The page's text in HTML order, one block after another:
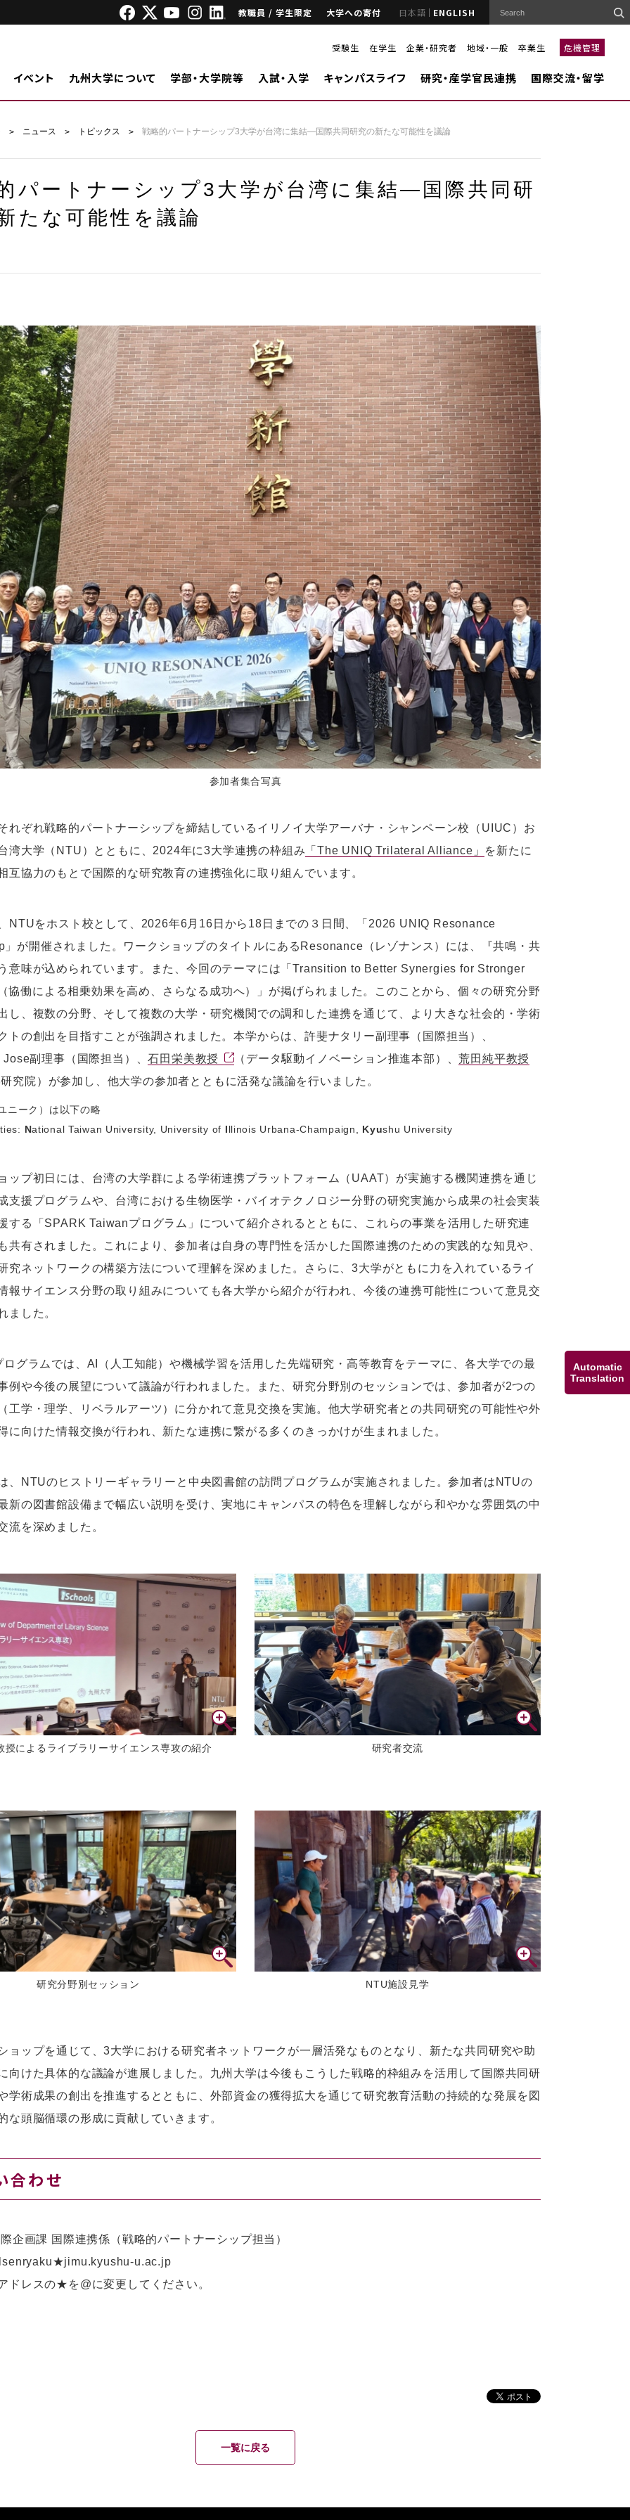
Automatic
Translation
教職員 / 学生限定 大学への寄付 日本語 ENGLISH
受験生 在学生 企業・研究者 地域・一般 卒業生 危機管理
イベント 九州大学について 学部・大学院等 入試・入学 キャンパスライフ 研究・産学官民連携 国際交流・留学
ニュース トピックス 戦略的パートナーシップ3大学が台湾に集結―国際共同研究の新たな可能性を議論
パートナーシップ3大学が台湾に集結―国際共同研
たな可能性を議論
参加者集合写真
れぞれ戦略的パートナーシップを締結しているイリノイ大学アーバナ・シャンペーン校（UIUC）お
湾大学（NTU）とともに、2024年に3大学連携の枠組み 「The UNIQ Trilateral Alliance」 を新たに
互協力のもとで国際的な研究教育の連携強化に取り組んでいます。
NTUをホスト校として、2026年6月16日から18日までの３日間、「2026 UNIQ Resonance
」が開催されました。ワークショップのタイトルにあるResonance（レゾナンス）には、『共鳴・共
意味が込められています。また、今回のテーマには「Transition to Better Synergies for Stronger
協働による相乗効果を高め、さらなる成功へ）」が掲げられました。このことから、個々の研究分野
し、複数の分野、そして複数の大学・研究機関での調和した連携を通じて、より大きな社会的・学術
トの創出を目指すことが強調されました。本学からは、許斐ナタリー副理事（国際担当）、
副理事（国際担当）、石田栄美教授 （データ駆動イノベーション推進本部）、荒田純平教授
究院）が参加し、他大学の参加者とともに活発な議論を行いました。
ニーク）は以下の略
National Taiwan University, University of Illinois Urbana-Champaign, Kyushu University
ップ初日には、台湾の大学群による学術連携プラットフォーム（UAAT）が実施する機関連携を通じ
支援プログラムや、台湾における生物医学・バイオテクノロジー分野の研究実施から成果の社会実装
する「SPARK Taiwanプログラム」について紹介されるとともに、これらの事業を活用した研究連
共有されました。これにより、参加者は自身の専門性を活かした国際連携のための実践的な知見や、
究ネットワークの構築方法について理解を深めました。さらに、3大学がともに力を入れているライ
報サイエンス分野の取り組みについても各大学から紹介が行われ、今後の連携可能性について意見交
ました。
ログラムでは、AI（人工知能）や機械学習を活用した先端研究・高等教育をテーマに、各大学での最
例や今後の展望について議論が行われました。また、研究分野別のセッションでは、参加者が2つの
工学・理学、リベラルアーツ）に分かれて意見交換を実施。他大学研究者との共同研究の可能性や外
に向けた情報交換が行われ、新たな連携に繋がる多くのきっかけが生まれました。
、NTUのヒストリーギャラリーと中央図書館の訪問プログラムが実施されました。参加者はNTUの
新の図書館設備まで幅広い説明を受け、実地にキャンパスの特色を理解しながら和やかな雰囲気の中
流を深めました。
授によるライブラリーサイエンス専攻の紹介 研究者交流
研究分野別セッション NTU施設見学
ョップを通じて、3大学における研究者ネットワークが一層活発なものとなり、新たな共同研究や助
向けた具体的な議論が進展しました。九州大学は今後もこうした戦略的枠組みを活用して国際共同研
学術成果の創出を推進するとともに、外部資金の獲得拡大を通じて研究教育活動の持続的な発展を図
な頭脳循環の形成に貢献していきます。
合わせ
企画課 国際連携係（戦略的パートナーシップ担当）
u.ac.jp
ドレスの★を@に変更してください。
一覧に戻る